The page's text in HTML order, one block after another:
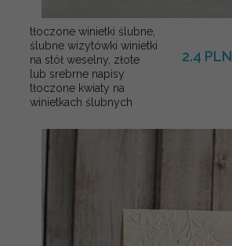
tłoczone winietki ślubne,
ślubne wizytówki winietki
na stół weselny, złote
lub srebrne napisy
tłoczone kwiaty na
winietkach ślubnych
2.4 PLN